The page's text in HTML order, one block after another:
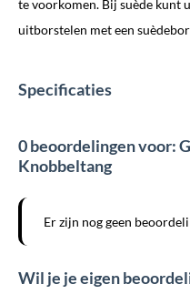
te voorkomen. Bij suède kunt
uitborstelen met een
Specificaties
0 beoordelingen voor:
Knobbeltang
Er zijn nog geen
Wil je je eigen